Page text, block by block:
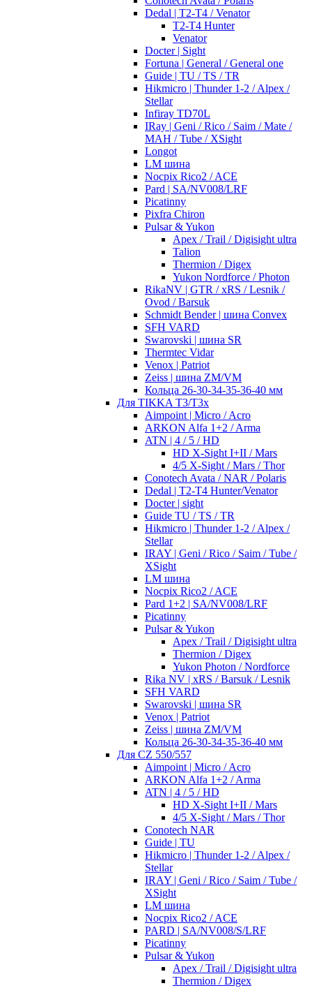
Dedal | T2-T4 / Venator
T2-T4 Hunter
Venator
Docter | Sight
Fortuna | General / General one
Guide | TU / TS / TR
Hikmicro | Thunder 1-2 / Alpex /
Stellar
Infiray TD70L
IRay | Geni / Rico / Saim / Mate /
MAH / Tube / XSight
Longot
LM шина
Nocpix Rico2 / ACE
Pard | SA/NV008/LRF
Picatinny
Pixfra Chiron
Pulsar & Yukon
Apex / Trail / Digisight ultra
Talion
Thermion / Digex
Yukon Nordforce / Photon
RikaNV | GTR / xRS / Lesnik /
Ovod / Barsuk
Schmidt Bender | шина Convex
SFH VARD
Swarovski | шина SR
Thermtec Vidar
Venox | Patriot
Zeiss | шина ZM/VM
Кольца 26-30-34-35-36-40 мм
Для TIKKA T3/T3x
Aimpoint | Micro / Acro
ARKON Alfa 1+2 / Arma
ATN | 4 / 5 / HD
HD X-Sight I+II / Mars
4/5 X-Sight / Mars / Thor
Conotech Avata / NAR / Polaris
Dedal | T2-T4 Hunter/Venator
Docter | sight
Guide TU / TS / TR
Hikmicro | Thunder 1-2 / Alpex /
Stellar
IRAY | Geni / Rico / Saim / Tube /
XSight
LM шина
Nocpix Rico2 / ACE
Pard 1+2 | SA/NV008/LRF
Picatinny
Pulsar & Yukon
Apex / Trail / Digisight ultra
Thermion / Digex
Yukon Photon / Nordforce
Rika NV | xRS / Barsuk / Lesnik
SFH VARD
Swarovski | шина SR
Venox | Patriot
Zeiss | шина ZM/VM
Кольца 26-30-34-35-36-40 мм
Для CZ 550/557
Aimpoint | Micro / Acro
ARKON Alfa 1+2 / Arma
ATN | 4 / 5 / HD
HD X-Sight I+II / Mars
4/5 X-Sight / Mars / Thor
Conotech NAR
Guide | TU
Hikmicro | Thunder 1-2 / Alpex /
Stellar
IRAY | Geni / Rico / Saim / Tube /
XSight
LM шина
Nocpix Rico2 / ACE
PARD | SA/NV008/S/LRF
Picatinny
Pulsar & Yukon
Apex / Trail / Digisight ultra
Thermion / Digex